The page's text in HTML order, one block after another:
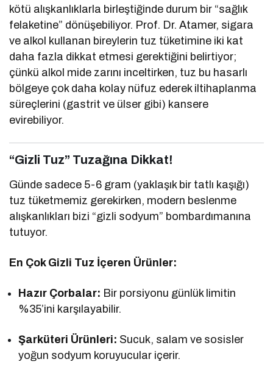
kötü alışkanlıklarla birleştiğinde durum bir “sağlık
felaketine” dönüşebiliyor. Prof. Dr. Atamer, sigara
ve alkol kullanan bireylerin tuz tüketimine iki kat
daha fazla dikkat etmesi gerektiğini belirtiyor;
çünkü alkol mide zarını inceltirken, tuz bu hasarlı
bölgeye çok daha kolay nüfuz ederek iltihaplanma
süreçlerini (gastrit ve ülser gibi) kansere
evirebiliyor.
“Gizli Tuz” Tuzağına Dikkat!
Günde sadece 5-6 gram (yaklaşık bir tatlı kaşığı)
tuz tüketmemiz gerekirken, modern beslenme
alışkanlıkları bizi “gizli sodyum” bombardımanına
tutuyor.
En Çok Gizli Tuz İçeren Ürünler:
Hazır Çorbalar: Bir porsiyonu günlük limitin
%35’ini karşılayabilir.
Şarküteri Ürünleri: Sucuk, salam ve sosisler
yoğun sodyum koruyucular içerir.